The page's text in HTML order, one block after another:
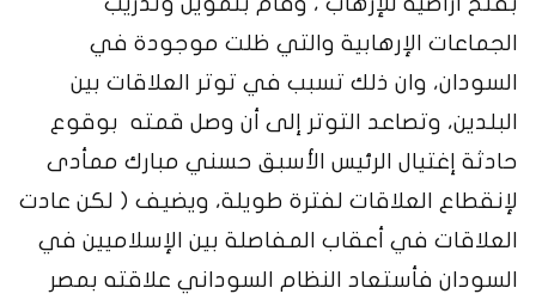
الجماعات الإرهابية والتي ظلت موجودة في
السودان، وان ذلك تسبب في توتر العلاقات بين
البلدين، وتصاعد التوتر إلى أن وصل قمته بوقوع
حادثة إغتيال الرئيس الأسبق حسني مبارك ممأدى
لإنقطاع العلاقات لفترة طويلة، ويضيف ( لكن عادت
العلاقات في أعقاب المفاصلة بين الإسلاميين في
السودان فأستعاد النظام السوداني علاقته بمصر